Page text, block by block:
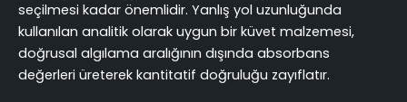
seçilmesi kadar önemlidir. Yanlış yol uzunluğunda
kullanılan analitik olarak uygun bir küvet malzemesi,
doğrusal algılama aralığının dışında absorbans
değerleri üreterek kantitatif doğruluğu zayıflatır.